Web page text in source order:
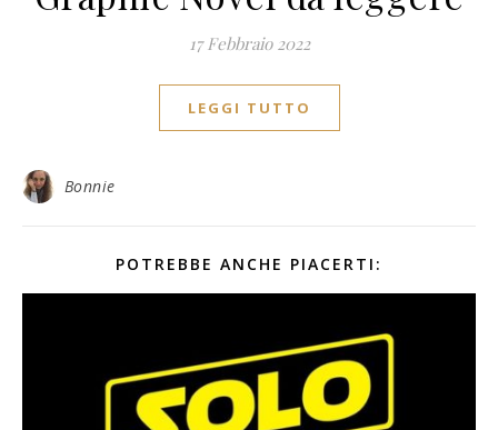
17 Febbraio 2022
LEGGI TUTTO
Bonnie
POTREBBE ANCHE PIACERTI: